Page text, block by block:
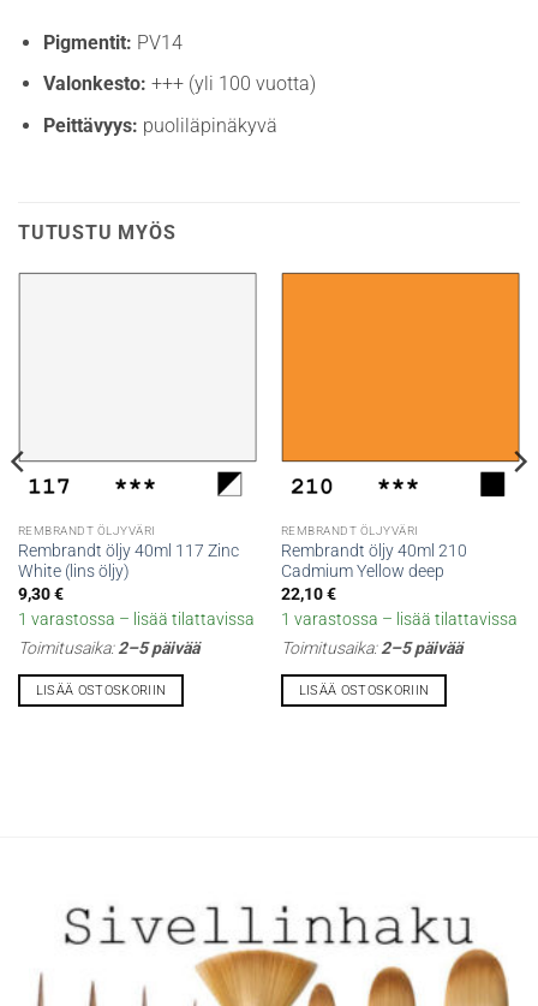
Pigmentit: PV14
Valonkesto: +++ (yli 100 vuotta)
Peittävyys: puoliläpinäkyvä
TUTUSTU MYÖS
REMBRANDT ÖLJYVÄRI
Rembrandt öljy 40ml 117 Zinc
White (lins öljy)
9,30€
1 varastossa – lisää tilattavissa
Toimitusaika:2–5 päivää
LISÄÄ OSTOSKORIIN
REMBRANDT ÖLJYVÄRI
Rembrandt öljy 40ml 210
Cadmium Yellow deep
22,10€
1 varastossa – lisää tilattavissa
Toimitusaika:2–5 päivää
LISÄÄ OSTOSKORIIN